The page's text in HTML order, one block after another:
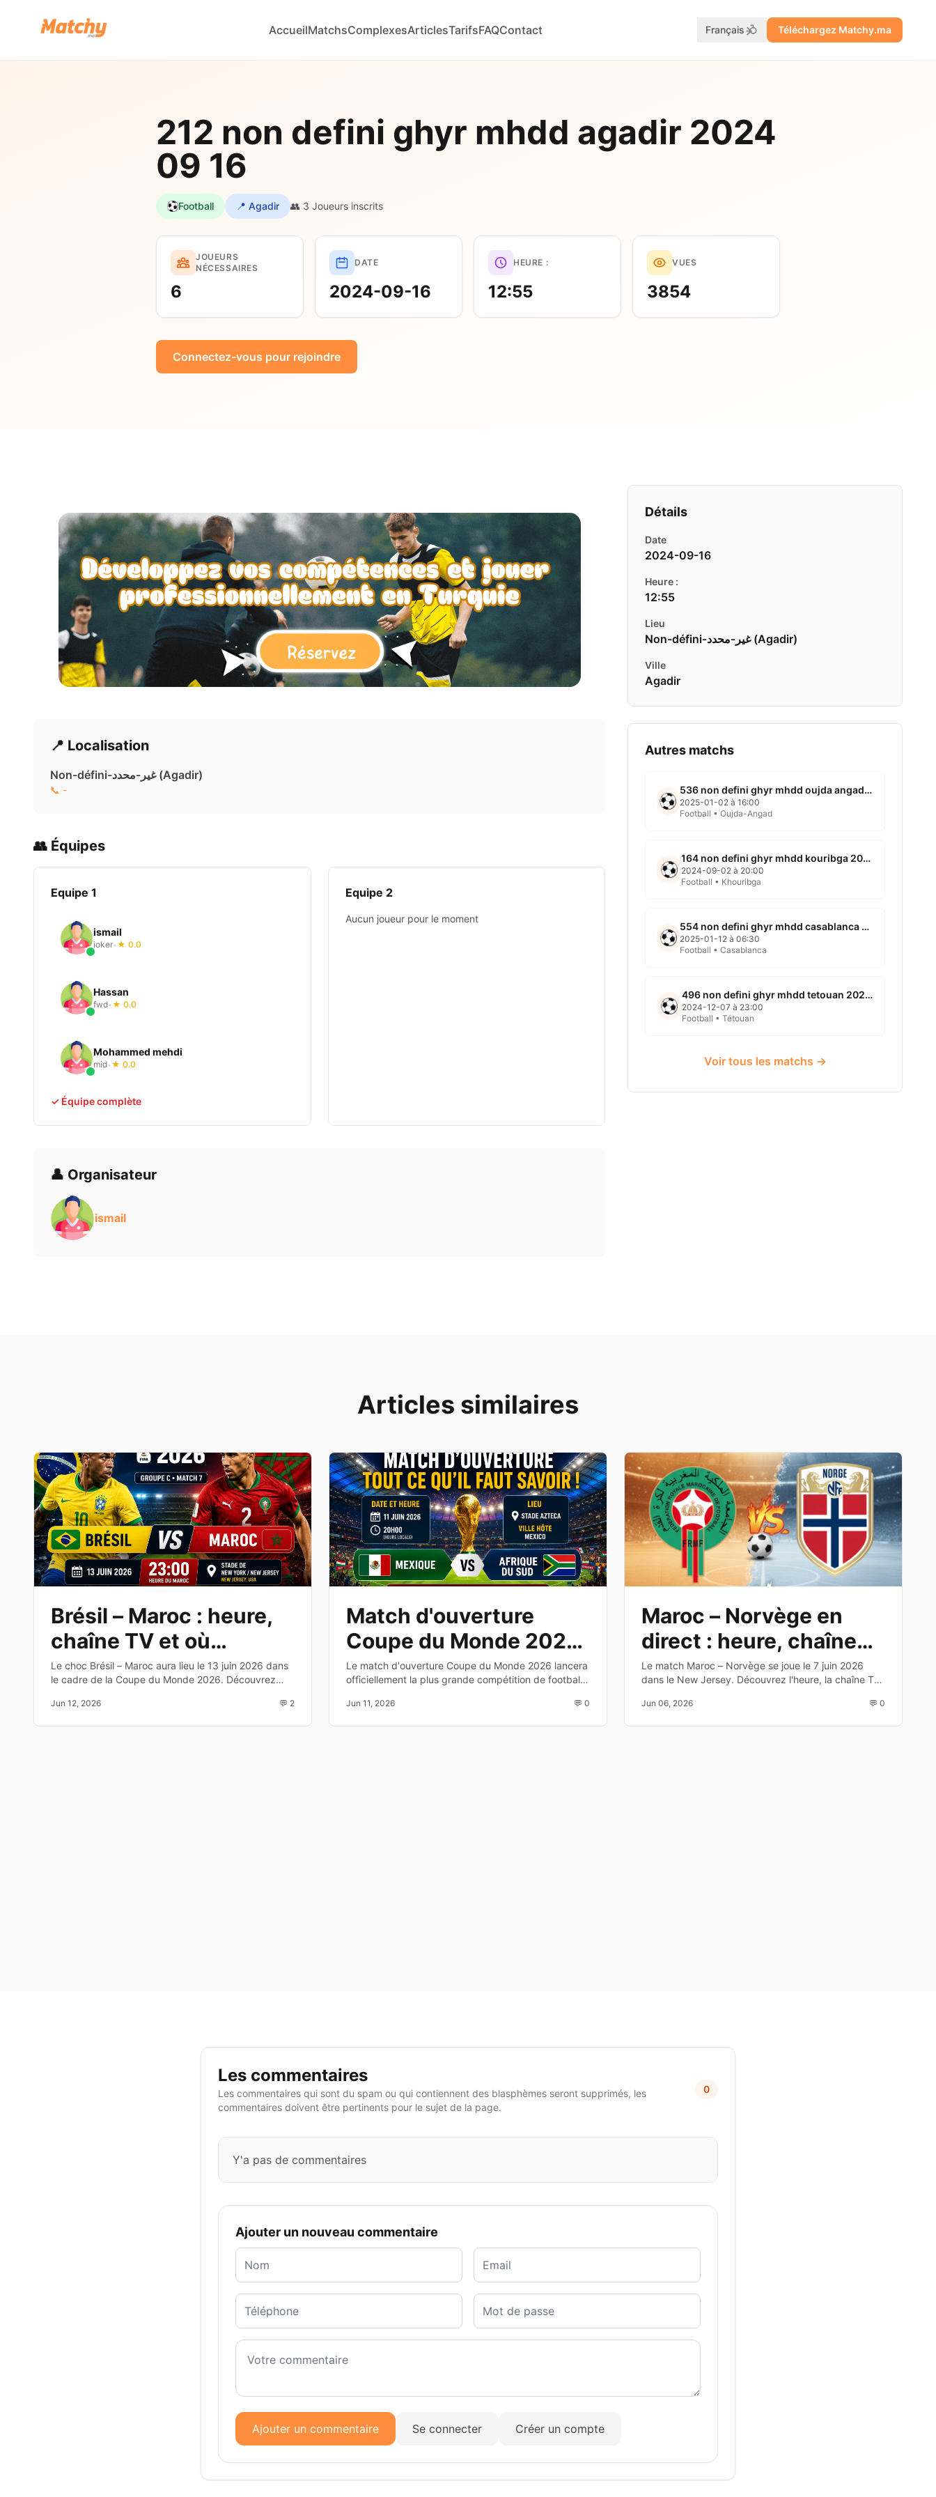
AccueilMatchsComplexesArticlesTarifsFAQContact Français Téléchargez Matchy.ma
212 non defini ghyr mhdd agadir 2024
09 16
Football 📍 Agadir 👥 3 Joueurs inscrits
JOUEURS
NÉCESSAIRES
6
DATE
2024-09-16
HEURE :
12:55
VUES
3854
Connectez-vous pour rejoindre
📍 Localisation
Non-défini-غير-محدد ( Agadir)
📞 -
👥 Équipes
Equipe 1
ismail
joker• ★ 0.0
Hassan
fwd• ★ 0.0
Mohammed mehdi
mid• ★ 0.0
✓ Équipe complète
Equipe 2
Aucun joueur pour le moment
👤 Organisateur
ismail
Détails
Date
2024-09-16
Heure :
12:55
Lieu
Non-défini-غير-محدد ( Agadir)
Ville
Agadir
Autres matchs
536 non defini ghyr mhdd oujda angad 2025 01 02
2025-01-02 à 16:00
Football • Oujda-Angad
164 non defini ghyr mhdd kouribga 2024 09 02
2024-09-02 à 20:00
Football • Khouribga
554 non defini ghyr mhdd casablanca 2025 01 12
2025-01-12 à 06:30
Football • Casablanca
496 non defini ghyr mhdd tetouan 2024 12 07
2024-12-07 à 23:00
Football • Tétouan
Voir tous les matchs →
Articles similaires
Brésil – Maroc : heure,
chaîne TV et où
regarder le match de la
Coupe du Monde 2026
Le choc Brésil – Maroc aura lieu le 13 juin 2026 dans
le cadre de la Coupe du Monde 2026. Découvrez
les enjeux de cette affiche du Groupe C.
Jun 12, 2026 💬 2
Match d'ouverture
Coupe du Monde 2026
: date, heure et
diffusion TV
Le match d'ouverture Coupe du Monde 2026 lancera
officiellement la plus grande compétition de football
les chaînes de diffusion.
Jun 11, 2026 💬 0
Maroc – Norvège en
direct : heure, chaîne
TV et dernier test avant
le Mondial 2026
Le match Maroc – Norvège se joue le 7 juin 2026
dans le New Jersey. Découvrez l'heure, la chaîne TV,
Monde 2026.
Jun 06, 2026 💬 0
Les commentaires
Les commentaires qui sont du spam ou qui contiennent des blasphèmes seront supprimés, les
commentaires doivent être pertinents pour le sujet de la page.
0
Y'a pas de commentaires
Ajouter un nouveau commentaire
Ajouter un commentaire Se connecter Créer un compte